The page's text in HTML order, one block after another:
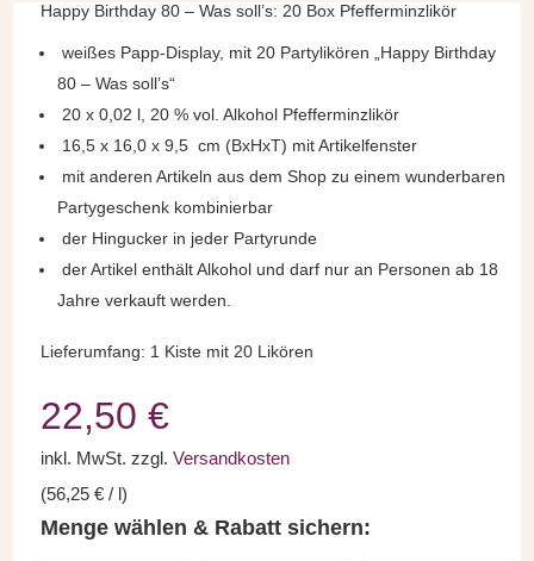
Happy Birthday 80 – Was soll’s: 20 Box Pfefferminzlikör
weißes Papp-Display, mit 20 Partylikören „Happy Birthday
80 – Was soll’s“
20 x 0,02 l, 20 % vol. Alkohol Pfefferminzlikör
16,5 x 16,0 x 9,5 cm (BxHxT) mit Artikelfenster
mit anderen Artikeln aus dem Shop zu einem wunderbaren
Partygeschenk kombinierbar
der Hingucker in jeder Partyrunde
der Artikel enthält Alkohol und darf nur an Personen ab 18
Jahre verkauft werden.
Lieferumfang: 1 Kiste mit 20 Likören
22,50 €
inkl. MwSt. zzgl. Versandkosten
(56,25 €/ l)
Menge wählen & Rabatt sichern: